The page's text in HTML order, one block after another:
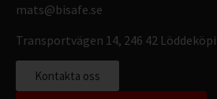
mats@bisafe.se
Transportvägen 14, 246 42
Kontakta oss